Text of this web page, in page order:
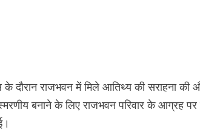
के दौरान राजभवन में मिले आतिथ्य की सराहना
बनाने के लिए राजभवन परिवार के आग्रह पर